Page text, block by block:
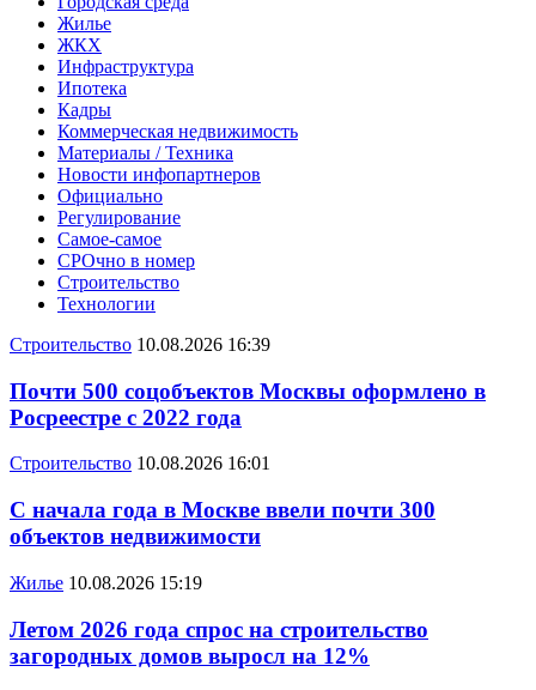
Жилье
ЖКХ
Инфраструктура
Ипотека
Кадры
Коммерческая недвижимость
Материалы / Техника
Новости инфопартнеров
Официально
Регулирование
Самое-самое
СРОчно в номер
Строительство
Технологии
Строительство 10.08.2026 16:39
Почти 500 соцобъектов Москвы оформлено в
Росреестре с 2022 года
Строительство 10.08.2026 16:01
С начала года в Москве ввели почти 300
объектов недвижимости
Жилье 10.08.2026 15:19
Летом 2026 года спрос на строительство
загородных домов выросл на 12%